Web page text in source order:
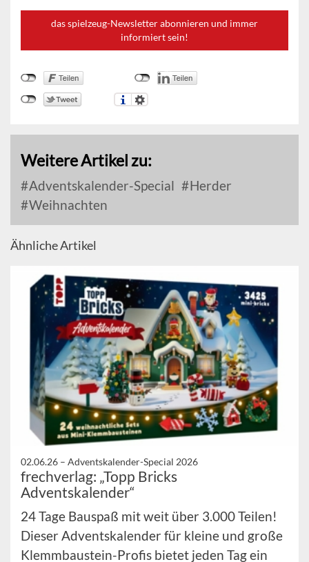
das spielzeug-Newsletter abonnieren und immer
informiert sein!
Weitere Artikel zu:
Adventskalender-Special
Herder
Weihnachten
Ähnliche Artikel
02.06.26 – Adventskalender-Special 2026
frechverlag: „Topp Bricks
Adventskalender“
24 Tage Bauspaß mit weit über 3.000 Teilen!
Dieser Adventskalender für kleine und große
Klemmbaustein-Profis bietet jeden Tag ein